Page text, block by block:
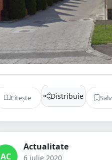
Citește Distribuie
AC
Actualitate
6 iulie 2020